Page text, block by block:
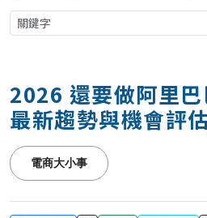
2026 還要做阿里巴
最新趨勢與機會評
電商大小事